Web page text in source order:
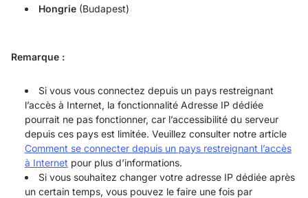
Hongrie (Budapest)
Remarque :
Si vous vous connectez depuis un pays restreignant
l’accès à Internet, la fonctionnalité Adresse IP dédiée
pourrait ne pas fonctionner, car l’accessibilité du serveur
depuis ces pays est limitée. Veuillez consulter notre article
Comment se connecter depuis un pays restreignant l’accès
à Internet pour plus d’informations.
Si vous souhaitez changer votre adresse IP dédiée après
un certain temps, vous pouvez le faire une fois par